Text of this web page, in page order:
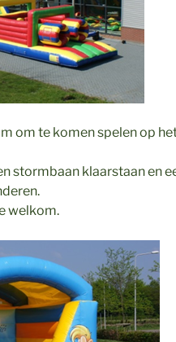
om te komen spelen op
stormbaan klaarstaan en
welkom.